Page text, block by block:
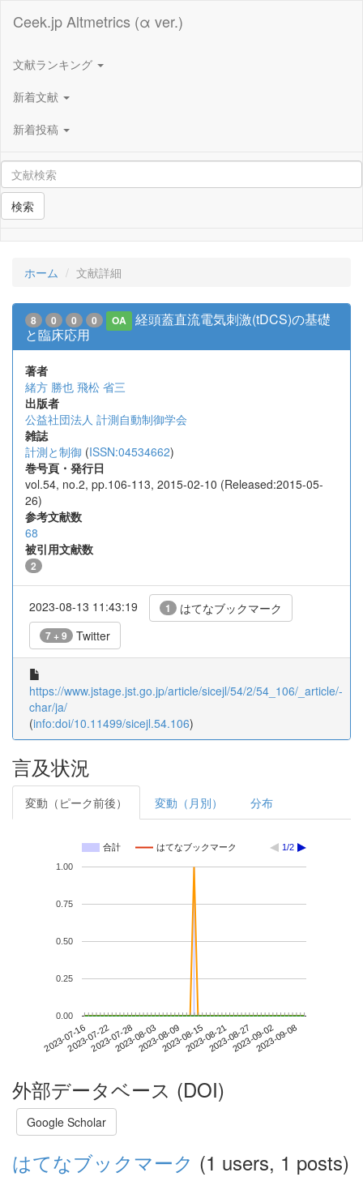
Ceek.jp Altmetrics (α ver.)
文献ランキング
新着文献
新着投稿
検索
ホーム 文献詳細
8 0 0 0 OA
経頭蓋直流電気刺激(tDCS)の基礎
と臨床応用
著者
緒方 勝也 飛松 省三
出版者
公益社団法人 計測自動制御学会
雑誌
計測と制御 (ISSN:04534662)
巻号頁・発行日
vol.54, no.2, pp.106-113, 2015-02-10 (Released:2015-05-
26)
参考文献数
68
被引用文献数
2
2023-08-13 11:43:19 1 はてなブックマーク
7 + 9 Twitter
https://www.jstage.jst.go.jp/article/sicejl/54/2/54_106/_article/-
char/ja/
(info:doi/10.11499/sicejl.54.106)
言及状況
変動（ピーク前後） 変動（月別） 分布
合計 はてなブックマーク 1/2
2023-07-162023-07-222023-07-282023-08-032023-08-092023-08-152023-08-212023-08-272023-09-022023-09-08
0.00
0.25
0.50
0.75
1.00
外部データベース (DOI)
Google Scholar
はてなブックマーク (1 users, 1 posts)